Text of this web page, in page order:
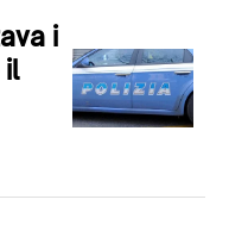
i
il